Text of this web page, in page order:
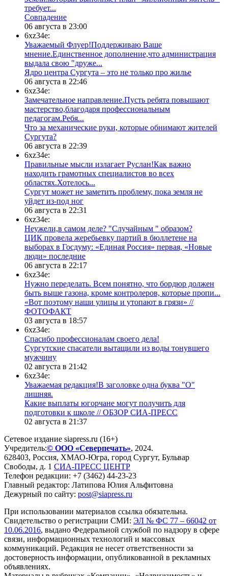
требует...
​Совпадение
06 августа в 23:00
6xz34e:
Уважаемый Флуер!Поддерживаю Ваше
мнение.Единственное дополнение,что администрация
выдала свою "друже...
​Ядро центра Сургута ‒ это не только про жилье
06 августа в 22:46
6xz34e:
Замечательное направление.Пусть ребята повышают
мастерство,благодаря профессиональным
педагогам.Ребя...
​Что за механические руки, которые обнимают жителей
Сургута?
06 августа в 22:39
6xz34e:
Правильные мысли излагает Руслан!Как важно
находить грамотных специалистов во всех
областях.Хотелось...
Сургут может не заметить проблему, пока земля не
уйдет из-под ног
06 августа в 22:31
6xz34e:
Неужели,в самом деле? "Случайным " образом?
ЦИК провела жеребьевку партий в бюллетене на
выборах в Госдуму: «Единая Россия» первая, «Новые
люди» последние
06 августа в 22:17
6xz34e:
Нужно переделать. Всем понятно, что бордюр должен
быть выше газона, кроме контролеров, которые пропи...
«Вот поэтому наши улицы и утопают в грязи» //
ФОТОФАКТ
03 августа в 18:57
6xz34e:
Спасибо профессионалам своего дела!
Сургутские спасатели вытащили из воды тонувшего
мужчину
02 августа в 21:42
6xz34e:
Уважаемая редакция!В заголовке одна буква "О"
лишняя.
Какие выплаты югорчане могут получить для
подготовки к школе // ОБЗОР СИА-ПРЕСС
02 августа в 21:37
Сетевое издание siapress.ru (16+)
Учредитель:© ООО «Северпечать», 2024.
628403, Россия, ХМАО-Югра, город Сургут, Бульвар
Свободы, д. 1 СИА-ПРЕСС ЦЕНТР
Телефон редакции: +7 (3462) 44-23-23
Главный редактор: Латипова Юлия Альфитовна
Дежурный по сайту: post@siapress.ru
При использовании материалов ссылка обязательна.
Свидетельство о регистрации СМИ: ЭЛ № ФС 77 – 66042 от
10.06.2016, выдано Федеральной службой по надзору в сфере
связи, информационных технологий и массовых
коммуникаций. Редакция не несет ответственности за
достоверность информации, опубликованной в рекламных
объявлениях.